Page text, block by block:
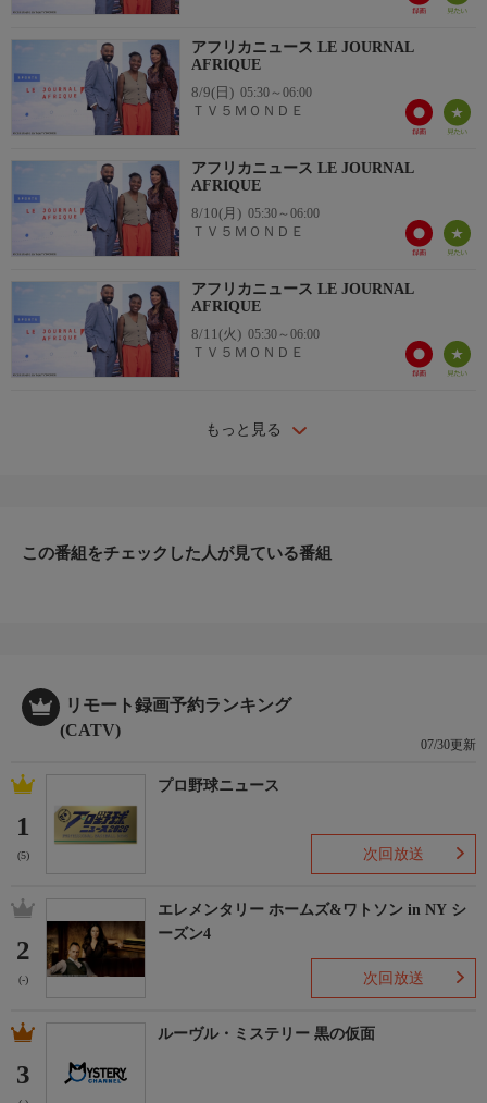
アフリカニュース LE JOURNAL
AFRIQUE
8/9(日) 05:30～06:00
ＴＶ５ＭＯＮＤＥ
アフリカニュース LE JOURNAL
AFRIQUE
8/10(月) 05:30～06:00
ＴＶ５ＭＯＮＤＥ
アフリカニュース LE JOURNAL
AFRIQUE
8/11(火) 05:30～06:00
ＴＶ５ＭＯＮＤＥ
もっと見る
この番組をチェックした人が見ている番組
リモート録画予約ランキング
(CATV)
07/30更新
1
(5)
プロ野球ニュース
次回放送
2
(-)
エレメンタリー ホームズ&ワトソン in NY シ
ーズン4
次回放送
3
ルーヴル・ミステリー 黒の仮面